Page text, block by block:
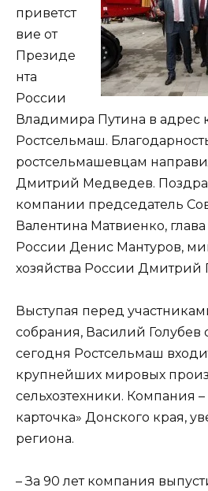
приветст
вие от
Президе
нта
России
Владимира Путина в адрес
Ростсельмаш.
ростсельмашевцам
Дмитрий Медведев.
компании председатель
Валентина Матвиенко,
России Денис Мантуров,
хозяйства России Дмитрий
Выступая перед
собрания, Василий Голубев
сегодня Ростсельмаш
крупнейших мировых
сельхозтехники. Компания –
карточка» Донского края,
региона.
– За 90 лет компания